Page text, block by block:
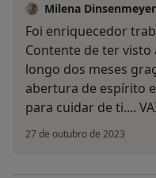
Milena Dinsenmeyer
Foi enriquecedor
Contente de ter
longo dos meses
abertura de espírito
para cuidar de ti....
27 de outubro de 2023